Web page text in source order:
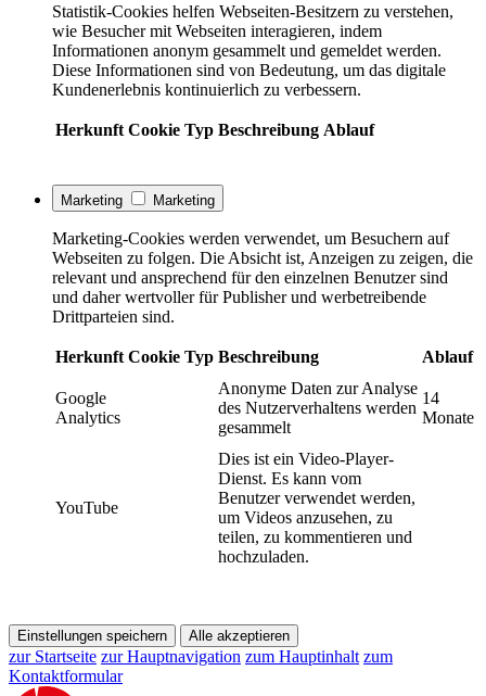
Statistik-Cookies helfen Webseiten-Besitzern zu verstehen,
wie Besucher mit Webseiten interagieren, indem
Informationen anonym gesammelt und gemeldet werden.
Diese Informationen sind von Bedeutung, um das digitale
Kundenerlebnis kontinuierlich zu verbessern.
Herkunft Cookie Typ Beschreibung Ablauf
Marketing Marketing
Marketing-Cookies werden verwendet, um Besuchern auf
Webseiten zu folgen. Die Absicht ist, Anzeigen zu zeigen, die
relevant und ansprechend für den einzelnen Benutzer sind
und daher wertvoller für Publisher und werbetreibende
Drittparteien sind.
Herkunft Cookie Typ Beschreibung Ablauf
Google
Analytics
Anonyme Daten zur Analyse
des Nutzerverhaltens werden
gesammelt
14
Monate
YouTube
Dies ist ein Video-Player-
Dienst. Es kann vom
Benutzer verwendet werden,
um Videos anzusehen, zu
teilen, zu kommentieren und
hochzuladen.
Einstellungen speichern Alle akzeptieren
zur Startseite zur Hauptnavigation zum Hauptinhalt zum
Kontaktformular